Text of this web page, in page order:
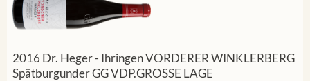
2016 Dr. Heger - Ihringen VORDERER WINKLERBERG
Spätburgunder GG VDP.GROSSE LAGE